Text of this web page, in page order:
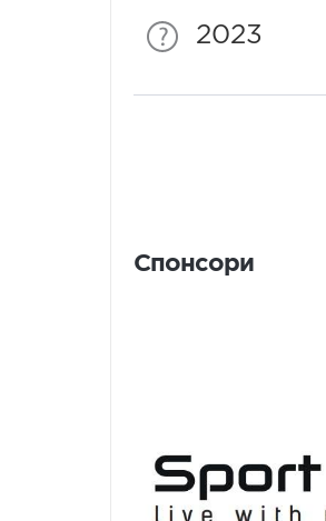
2023
Спонсори